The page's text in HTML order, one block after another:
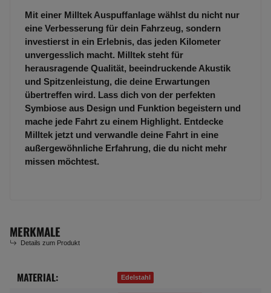
Mit einer Milltek Auspuffanlage wählst du nicht nur
eine Verbesserung für dein Fahrzeug, sondern
investierst in ein Erlebnis, das jeden Kilometer
unvergesslich macht. Milltek steht für
herausragende Qualität, beeindruckende Akustik
und Spitzenleistung, die deine Erwartungen
übertreffen wird. Lass dich von der perfekten
Symbiose aus Design und Funktion begeistern und
mache jede Fahrt zu einem Highlight. Entdecke
Milltek jetzt und verwandle deine Fahrt in eine
außergewöhnliche Erfahrung, die du nicht mehr
missen möchtest.
MERKMALE
Details zum Produkt
Produkteigenschaft
Wert
MATERIAL: Edelstahl